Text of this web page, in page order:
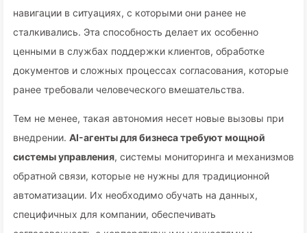
навигации в ситуациях, с которыми они ранее не
сталкивались. Эта способность делает их особенно
ценными в службах поддержки клиентов, обработке
документов и сложных процессах согласования, которые
ранее требовали человеческого вмешательства.
Тем не менее, такая автономия несет новые вызовы при
внедрении. AI-агенты для бизнеса требуют мощной
системы управления, системы мониторинга и механизмов
обратной связи, которые не нужны для традиционной
автоматизации. Их необходимо обучать на данных,
специфичных для компании, обеспечивать